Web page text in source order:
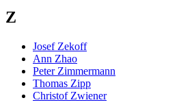
Z
Josef Zekoff
Ann Zhao
Peter Zimmermann
Thomas Zipp
Christof Zwiener